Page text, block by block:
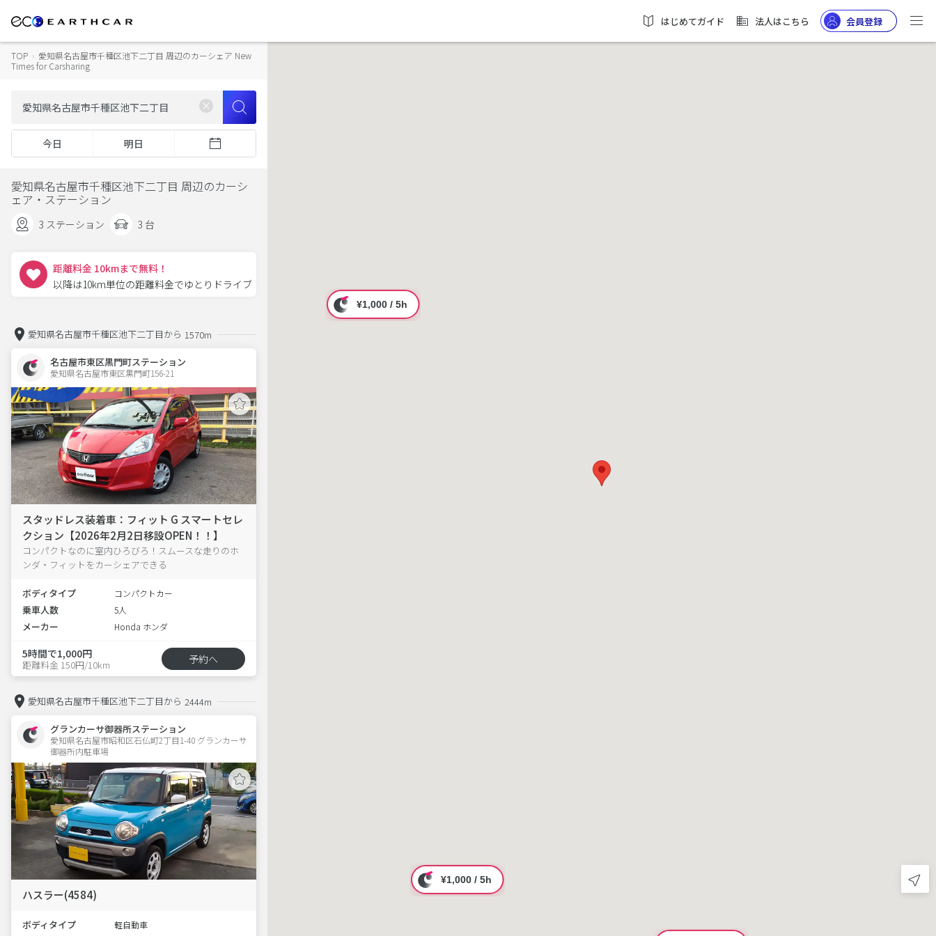
はじめてガイド 法人はこちら 会員登録
TOP › 愛知県名古屋市千種区池下二丁目 周辺のカーシェア New
Times for Carsharing
今日 明日
愛知県名古屋市千種区池下二丁目 周辺のカーシ
ェア・ステーション
3 ステーション 3 台
距離料金 10kmまで無料！
以降は10km単位の距離料金でゆとりドライブ
愛知県名古屋市千種区池下二丁目から 1570m
名古屋市東区黒門町ステーション
愛知県名古屋市東区黒門町156-21
スタッドレス装着車：フィット G スマートセレ
クション【2026年2月2日移設OPEN！！】
コンパクトなのに室内ひろびろ！スムースな走りのホ
ンダ・フィットをカーシェアできる
ボディタイプ コンパクトカー
乗車人数 5人
メーカー Honda ホンダ
5時間で1,000円
距離料金 150円/10km 予約へ
愛知県名古屋市千種区池下二丁目から 2444m
グランカーサ御器所ステーション
愛知県名古屋市昭和区石仏町2丁目1-40 グランカーサ
御器所内駐車場
ハスラー(4584)
ボディタイプ 軽自動車